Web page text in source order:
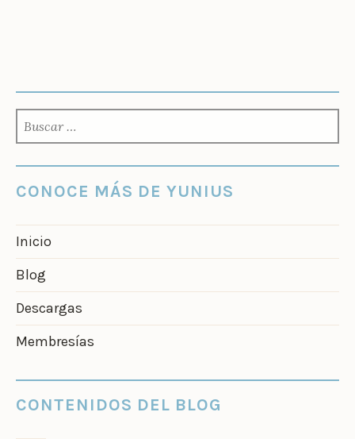
CONOCE MÁS DE YUNIUS
Inicio
Blog
Descargas
Membresías
CONTENIDOS DEL BLOG